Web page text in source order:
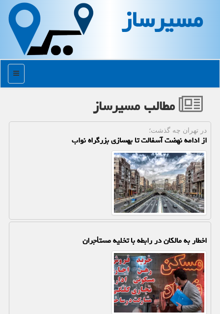
مسیرساز
منو
مطالب مسیرساز
در تهران چه گذشت؛
از ادامه نهضت آسفالت تا بهسازی بزرگراه نواب
اخطار به مالکان در رابطه با تخلیه مستأجران